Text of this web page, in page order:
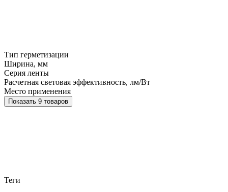
Тип герметизации
Ширина, мм
Серия ленты
Расчетная световая эффективность, лм/Вт
Место применения
Показать 9 товаров
Теги